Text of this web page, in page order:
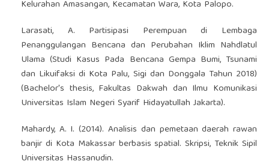
Kelurahan Amasangan, Kecamatan Wara, Kota Palopo.
Larasati, A. Partisipasi Perempuan di Lembaga
Penanggulangan Bencana dan Perubahan Iklim Nahdlatul
Ulama (Studi Kasus Pada Bencana Gempa Bumi, Tsunami
dan Likuifaksi di Kota Palu, Sigi dan Donggala Tahun 2018)
(Bachelor's thesis, Fakultas Dakwah dan Ilmu Komunikasi
Universitas Islam Negeri Syarif Hidayatullah Jakarta).
Mahardy, A. I. (2014). Analisis dan pemetaan daerah rawan
banjir di Kota Makassar berbasis spatial. Skripsi, Teknik Sipil
Universitas Hassanudin.